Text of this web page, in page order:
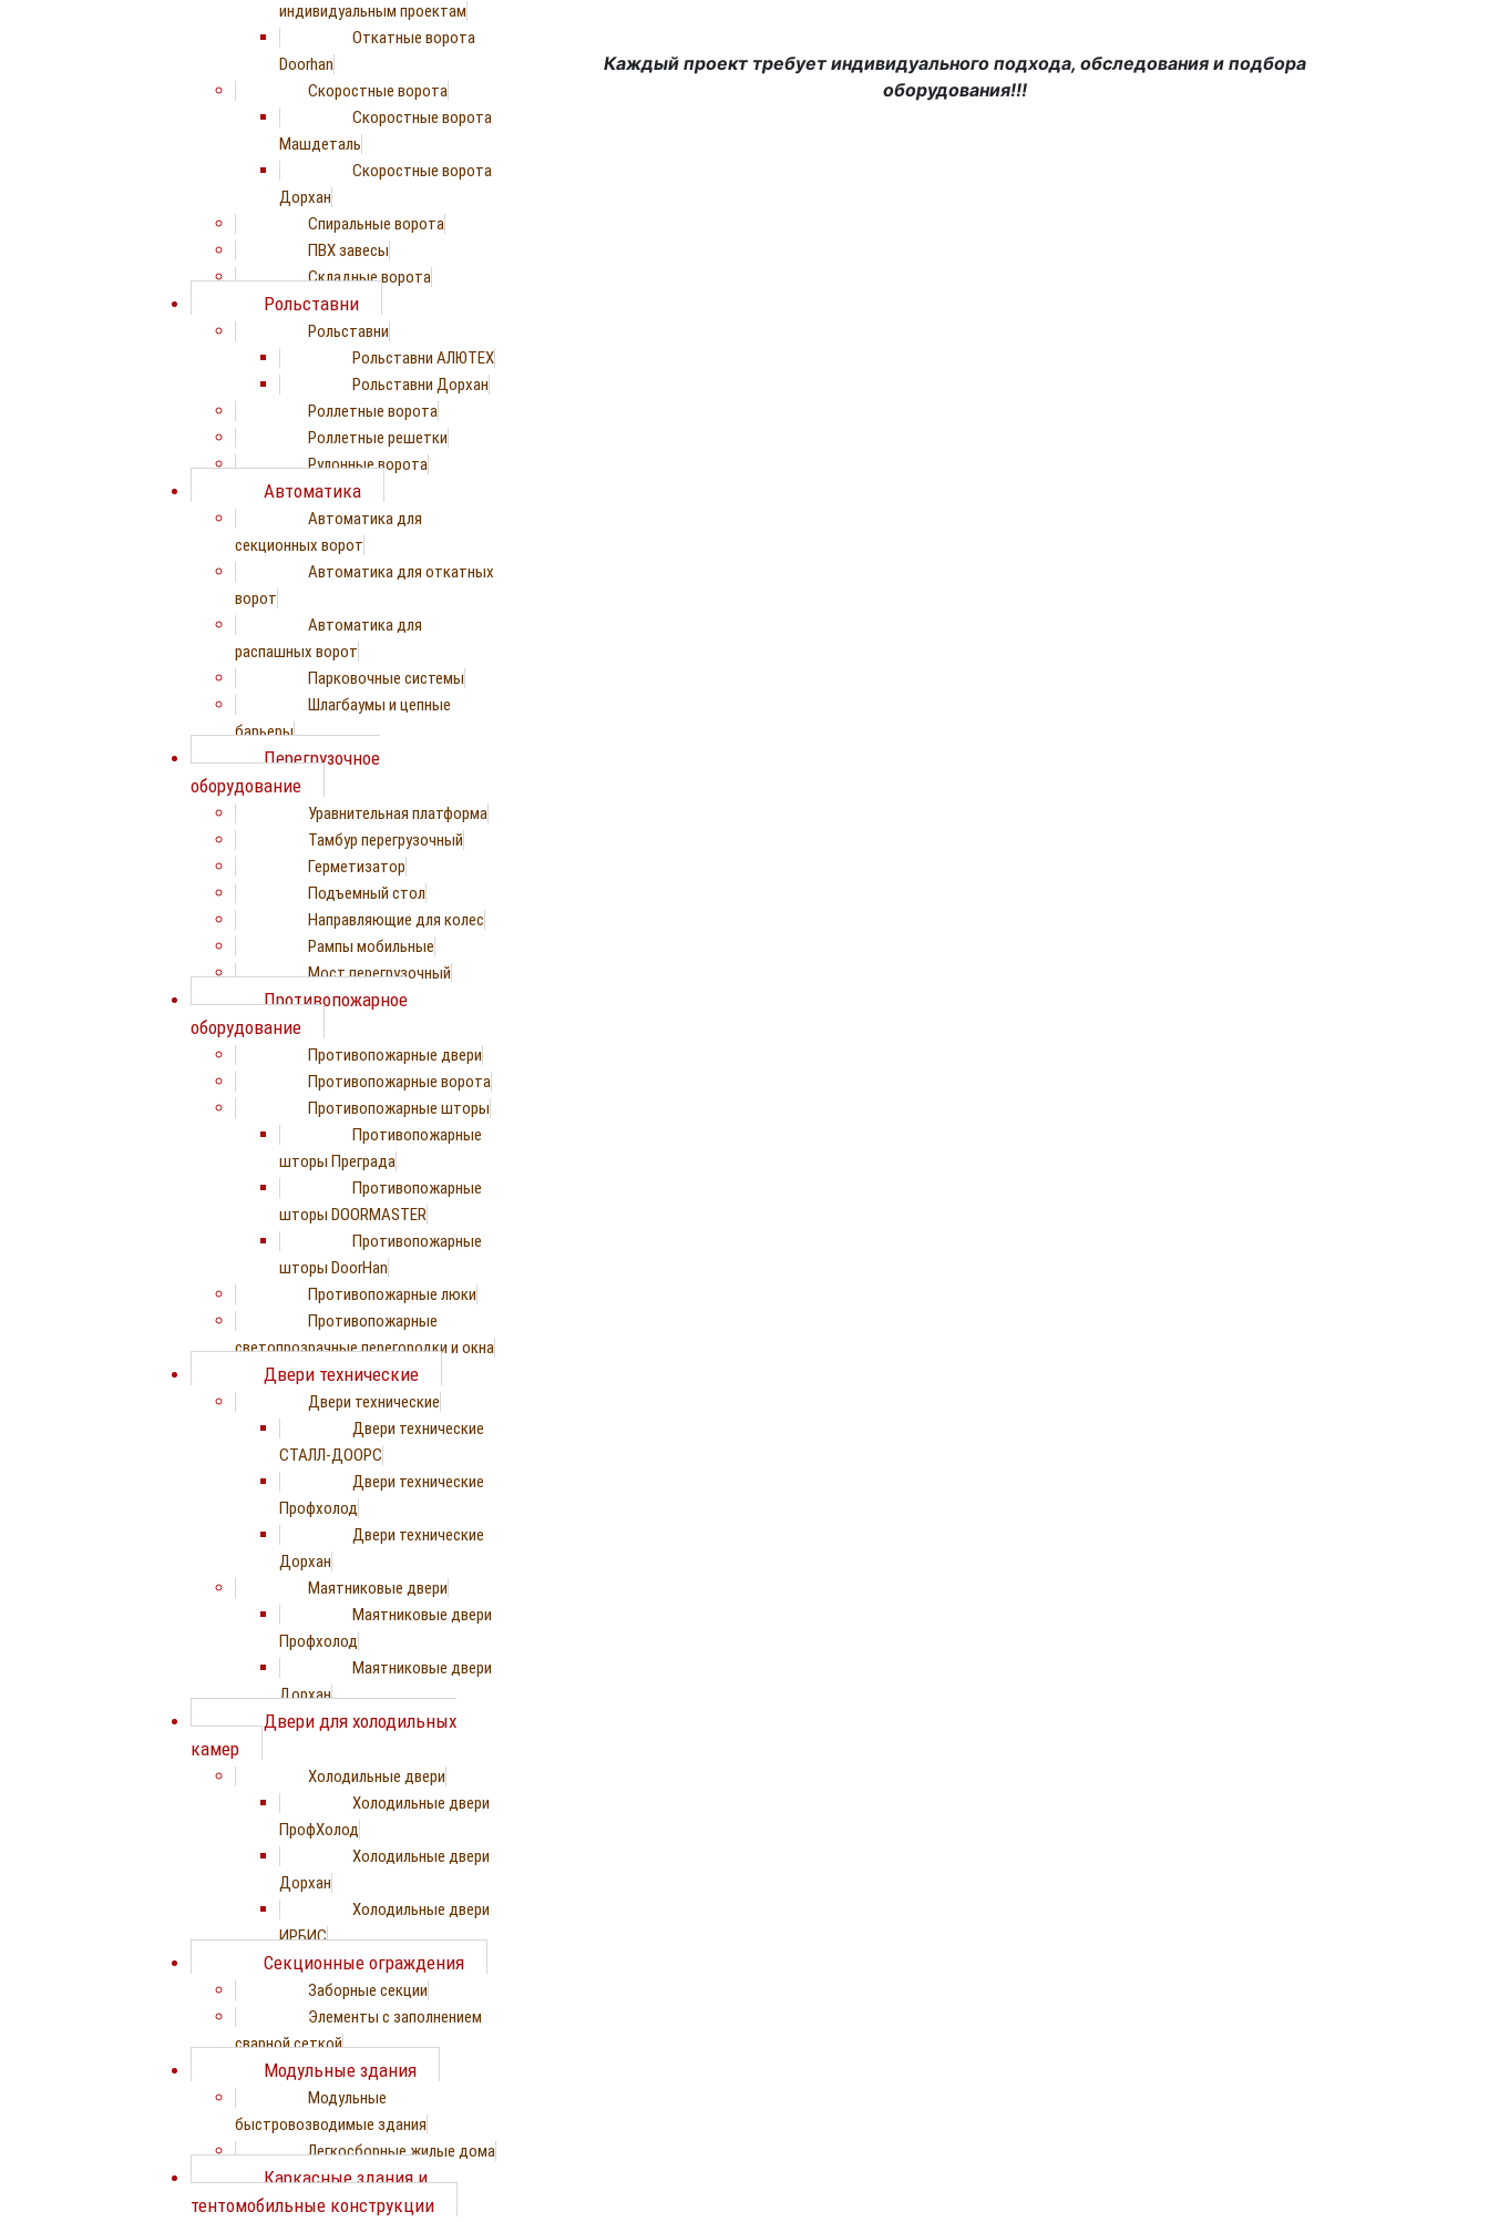
индивидуальным проектам
Откатные ворота
Doorhan
Скоростные ворота
Скоростные ворота
Машдеталь
Скоростные ворота
Дорхан
Спиральные ворота
ПВХ завесы
Складные ворота
Рольставни
Рольставни
Рольставни АЛЮТЕХ
Рольставни Дорхан
Роллетные ворота
Роллетные решетки
Рулонные ворота
Автоматика
Автоматика для
секционных ворот
Автоматика для откатных
ворот
Автоматика для
распашных ворот
Парковочные системы
Шлагбаумы и цепные
барьеры
Перегрузочное
оборудование
Уравнительная платформа
Тамбур перегрузочный
Герметизатор
Подъемный стол
Направляющие для колес
Рампы мобильные
Мост перегрузочный
Противопожарное
оборудование
Противопожарные двери
Противопожарные ворота
Противопожарные шторы
Противопожарные
шторы Преграда
Противопожарные
шторы DOORMASTER
Противопожарные
шторы DoorHan
Противопожарные люки
Противопожарные
светопрозрачные перегородки и окна
Двери технические
Двери технические
Двери технические
СТАЛЛ-ДООРС
Двери технические
Профхолод
Двери технические
Дорхан
Маятниковые двери
Маятниковые двери
Профхолод
Маятниковые двери
Дорхан
Двери для холодильных
камер
Холодильные двери
Холодильные двери
ПрофХолод
Холодильные двери
Дорхан
Холодильные двери
ИРБИС
Секционные ограждения
Заборные секции
Элементы с заполнением
сварной сеткой
Модульные здания
Модульные
быстровозводимые здания
Легкосборные жилые дома
Каркасные здания и
тентомобильные конструкции
Каждый проект требует индивидуального подхода, обследования и подбора
оборудования!!!